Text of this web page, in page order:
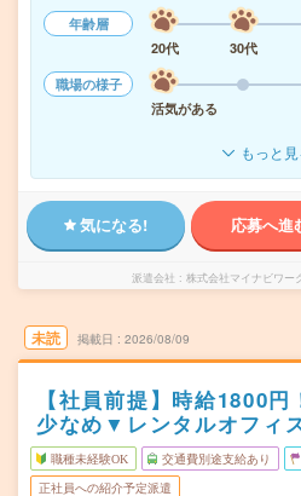
年齢層
20代
30代
職場の様子
活気がある
もっと
気になる! 応募へ進
派遣会社 株式会社マイナビワー
未読 掲載日 2026/08/09
【社員前提】時給1800
少なめ▼レンタルオフィ
職種未経験OK 交通費別途支給あり
正社員への紹介予定派遣